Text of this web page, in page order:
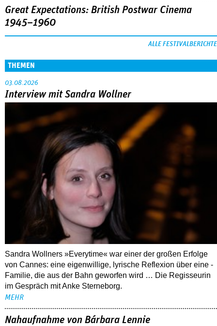
Great Expectations: British Postwar Cinema
1945–1960
ALLE FESTIVALBERICHTE
THEMEN
03.08.2026
Interview mit Sandra Wollner
Sandra Wollners »Everytime« war einer der großen Erfolge
von Cannes: eine eigenwillige, lyrische Reflexion über eine ­
Familie, die aus der Bahn geworfen wird … Die Regisseurin
im Gespräch mit Anke Sterneborg.
MEHR
Nahaufnahme von Bárbara Lennie